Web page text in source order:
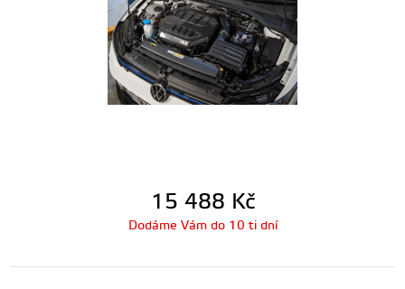
15 488 Kč
Dodáme Vám do 10 ti dní